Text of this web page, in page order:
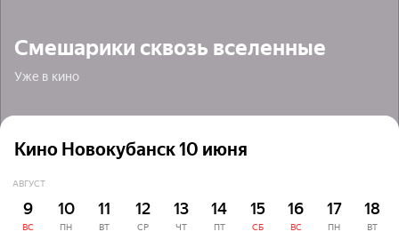
Смешарики сквозь вселенные
Уже в кино
Кино Новокубанск 10 июня
АВГУСТ
9
ВС
10
ПН
11
ВТ
12
СР
13
ЧТ
14
ПТ
15
СБ
16
ВС
17
ПН
18
ВТ